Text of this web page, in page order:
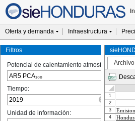
Oferta y demanda Infraestructura
Filtros
Potencial de calentamiento atmosférico:
Tiempo:
Unidad de información:
Archivo
1
2
3
4
1
2
3
4